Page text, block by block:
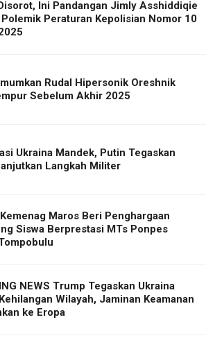
Ini Pandangan Jimly Asshiddiqie
Peraturan Kepolisian Nomor 10
Rudal Hipersonik Oreshnik
Sebelum Akhir 2025
Ukraina Mandek, Putin Tegaskan
Langkah Militer
Maros Beri Penghargaan
Siswa Berprestasi MTs Ponpes
NEWS Trump Tegaskan Ukraina
Wilayah, Jaminan Keamanan
ke Eropa